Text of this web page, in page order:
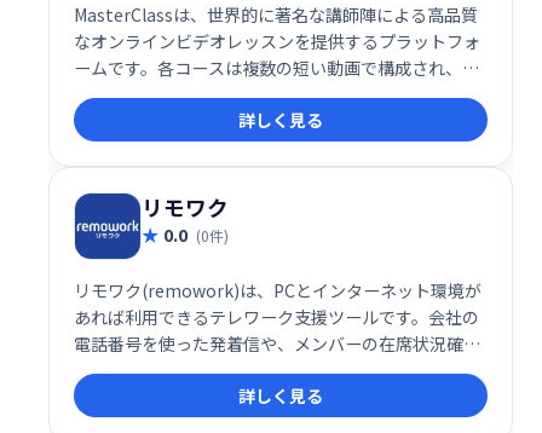
MasterClassは、世界的に著名な講師陣による高品質
なオンラインビデオレッスンを提供するプラットフォ
ームです。各コースは複数の短い動画で構成され、分
かりやすく、実践的な学習体験を提供します。映画制
作から料理、音楽まで、幅広い分野のコースが用意さ
れており、スキルアップを目指す方におすすめです。
詳しく見る
リモワク
0.0 (0件)
リモワク(remowork)は、PCとインターネット環境が
あれば利用できるテレワーク支援ツールです。会社の
電話番号を使った発着信や、メンバーの在席状況確認
（写真）など、スムーズなテレワークを実現する機能
を提供します。場所を選ばず、効率的な業務遂行をサ
ポートします。
詳しく見る